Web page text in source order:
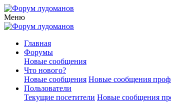
Меню
Главная
Форумы
Новые сообщения
Что нового?
Новые сообщения Новые сообщения
Пользователи
Текущие посетители Новые сообщения